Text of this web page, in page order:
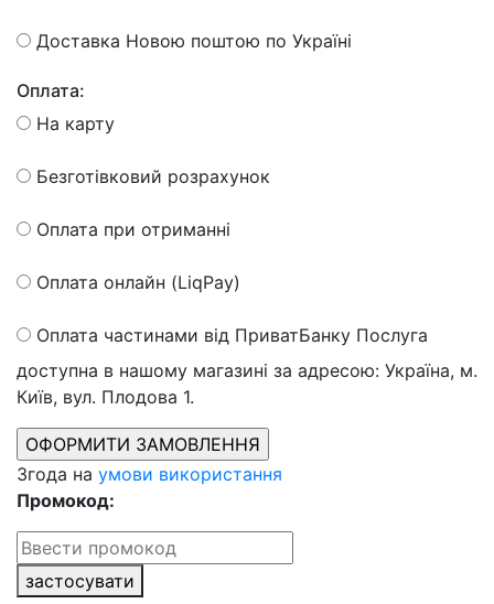
Доставка Новою поштою по Україні
Оплата:
На карту
Безготівковий розрахунок
Оплата при отриманні
Оплата онлайн (LiqPay)
Оплата частинами від ПриватБанку Послуга
доступна в нашому магазині за адресою: Україна, м.
Київ, вул. Плодова 1.
Згода на умови використання
Промокод:
застосувати